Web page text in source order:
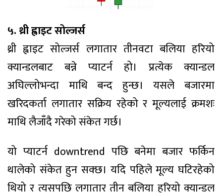
५. थ्री ह्वाइट सोल्जर्स
थ्री ह्वाइट सोल्जर्स लगातार तीनवटा बलिया हरियो
क्यान्डलबाट बन्ने प्याटर्न हो। प्रत्येक क्यान्डल
अघिल्लोभन्दा माथि बन्द हुन्छ। यसले बजारमा
खरिदकर्ता लगातार सक्रिय रहेको र मूल्यलाई क्रमशः
माथि लैजाँदै गरेको संकेत गर्छ।
यो प्याटर्न downtrend पछि बनेमा बजार फर्किन
थालेको संकेत हुन सक्छ। यदि पहिले मूल्य घटिरहेको
थियो र त्यसपछि लगातार तीन बलिया हरियो क्यान्डल